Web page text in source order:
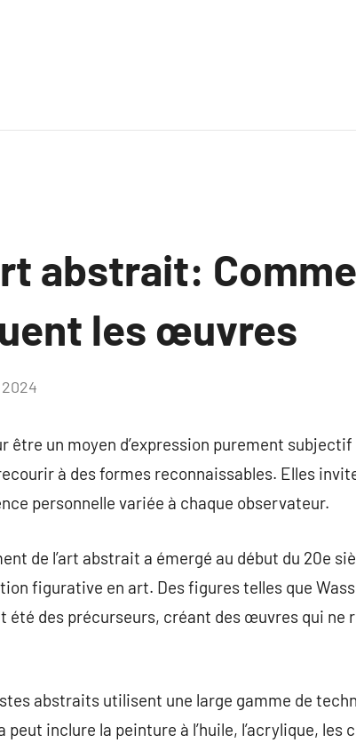
abstrait:
les œuvres
être un moyen d’expression purement subjectif
à des formes reconnaissables. Elles
personnelle variée à chaque observateur.
de l’art abstrait a émergé au début du 20e
figurative en art. Des figures telles que
été des précurseurs, créant des œuvres qui
abstraits utilisent une large gamme de
inclure la peinture à l’huile, l’acrylique, les